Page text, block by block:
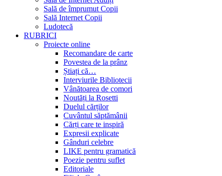
Sală de împrumut Copii
Sală Internet Copii
Ludotecă
RUBRICI
Proiecte online
Recomandare de carte
Povestea de la prânz
Știați că…
Interviurile Bibliotecii
Vânătoarea de comori
Noutăți la Rosetti
Duelul cărților
Cuvântul săptămânii
Cărți care te inspiră
Expresii explicate
Gânduri celebre
LIKE pentru gramatică
Poezie pentru suflet
Editoriale